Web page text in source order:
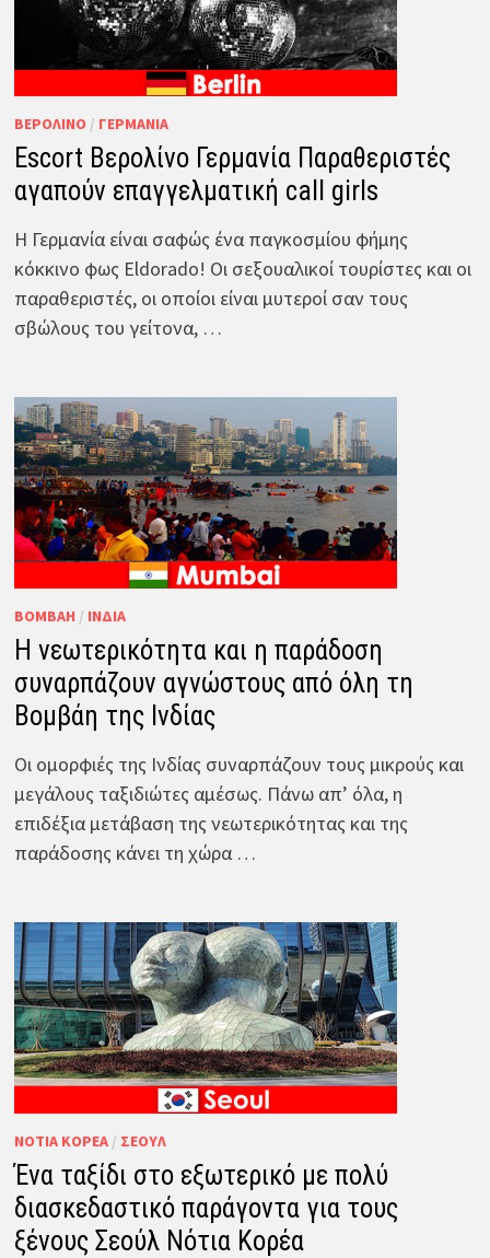
ΒΕΡΟΛΊΝΟ / ΓΕΡΜΑΝΊΑ
Escort Βερολίνο Γερμανία Παραθεριστές
αγαπούν επαγγελματική call girls
Η Γερμανία είναι σαφώς ένα παγκοσμίου φήμης
κόκκινο φως Eldorado! Οι σεξουαλικοί τουρίστες και οι
παραθεριστές, οι οποίοι είναι μυτεροί σαν τους
σβώλους του γείτονα, …
ΒΟΜΒΆΗ / ΙΝΔΊΑ
Η νεωτερικότητα και η παράδοση
συναρπάζουν αγνώστους από όλη τη
Βομβάη της Ινδίας
Οι ομορφιές της Ινδίας συναρπάζουν τους μικρούς και
μεγάλους ταξιδιώτες αμέσως. Πάνω απ’ όλα, η
επιδέξια μετάβαση της νεωτερικότητας και της
παράδοσης κάνει τη χώρα …
ΝΌΤΙΑ ΚΟΡΈΑ/ ΣΕΟΎΛ
Ένα ταξίδι στο εξωτερικό με πολύ
διασκεδαστικό παράγοντα για τους
ξένους Σεούλ Νότια Κορέα